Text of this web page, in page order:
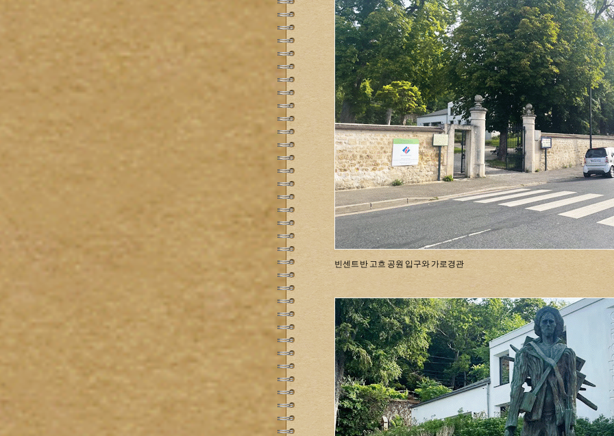
빈센트 반 고흐 공원 입구와 가로경관